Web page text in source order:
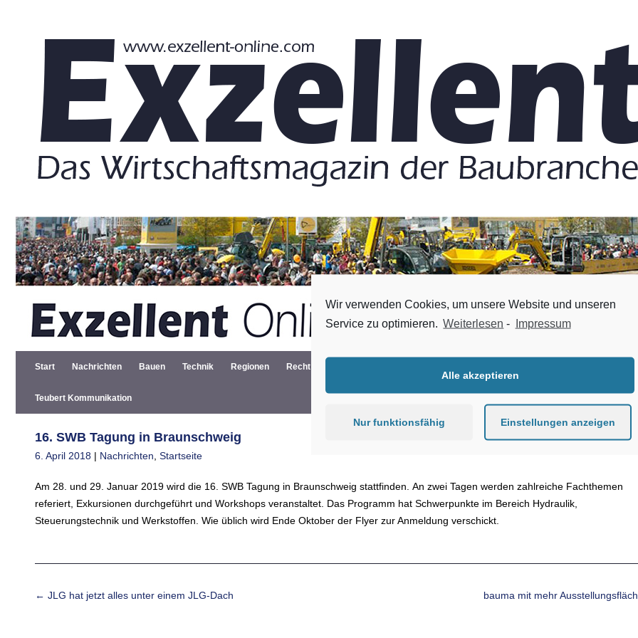
Mediadaten Impressum
Zum Inhalt springen
Start Nachrichten Bauen Technik Regionen Recht
Teubert Kommunikation
16. SWB Tagung in Braunschweig
6. April 2018 | Nachrichten Startseite
Am 28. und 29. Januar 2019 wird die 16. SWB Tagung in Braunschweig stattfinden. An zwei Tagen werden zahlreiche Fachthemen
referiert, Exkursionen durchgeführt und Workshops veranstaltet. Das Programm hat Schwerpunkte im Bereich Hydraulik,
Steuerungstechnik und Werkstoffen. Wie üblich wird Ende Oktober der Flyer zur Anmeldung verschickt.
Beitrags-Navigation
← JLG hat jetzt alles unter einem JLG-Dach bauma mit mehr
Wir verwenden Cookies, um unsere Website und unseren
Service zu optimieren. Weiterlesen - Impressum
Alle akzeptieren
Nur funktionsfähig Einstellungen anzeigen